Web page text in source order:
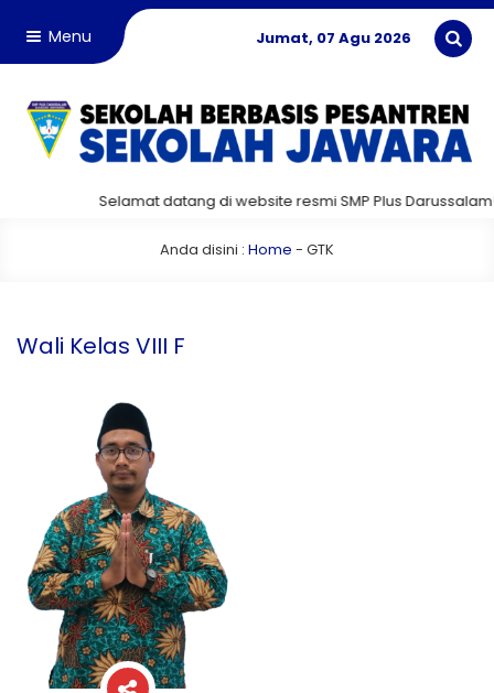
Menu Jumat, 07 Agu 2026
Selamat datang di website resmi SMP Plus Darussalam!
Anda disini : Home - GTK
Wali Kelas VIII F